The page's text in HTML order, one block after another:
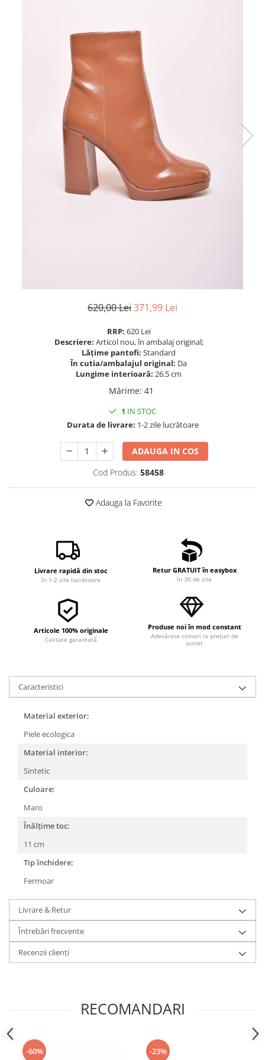
620,00 Lei371,99 Lei
RRP: 620 Lei
Descriere: Articol nou, în ambalaj original;
Lățime pantofi: Standard
În cutia/ambalajul original: Da
Lungime interioară: 26.5 cm
Mărime: 41
1 IN STOC
Durata de livrare: 1-2 zile lucrătoare
ADAUGA IN COS
Cod Produs: 58458
Adauga la Favorite
Livrare rapidă din stoc
în 1-2 zile lucrătoare
Retur GRATUIT în easybox
în 30 de zile
Articole 100% originale
Calitate garantată
Produse noi în mod constant
Adevărate comori la prețuri de
outlet
Caracteristici
Material exterior:
Piele ecologica
Material interior:
Sintetic
Culoare:
Maro
Înălțime toc:
11 cm
Tip închidere:
Fermoar
Livrare & Retur
Întrebări frecvente
Recenzii clienți
RECOMANDARI
-60% -23%